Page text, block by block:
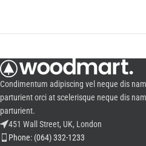
Condimentum adipiscing vel neque dis nam
parturient orci at scelerisque neque dis nam
parturient.
451 Wall Street, UK, London
Phone: (064) 332-1233